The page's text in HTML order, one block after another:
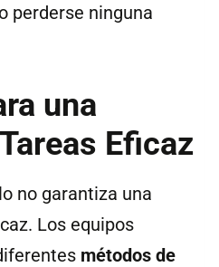
perderse ninguna
una
Eficaz
no garantiza una
Los equipos
métodos de